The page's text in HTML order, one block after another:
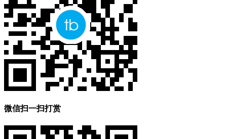
微信扫一扫打赏